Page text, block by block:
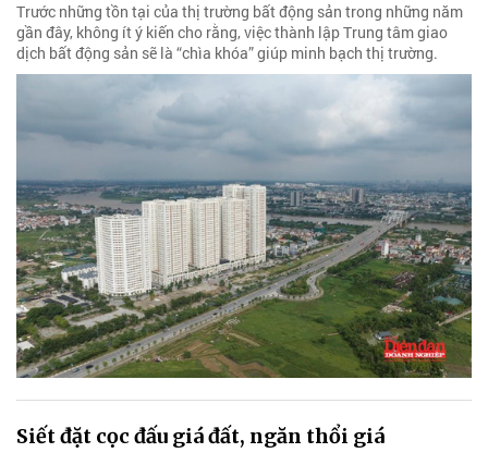
Trước những tồn tại của thị trường bất động sản trong những năm
gần đây, không ít ý kiến cho rằng, việc thành lập Trung tâm giao
dịch bất động sản sẽ là “chìa khóa” giúp minh bạch thị trường.
Siết đặt cọc đấu giá đất, ngăn thổi giá